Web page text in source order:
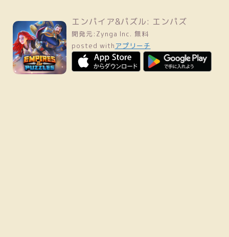
エンパイア&パズル: エンパズ
開発元: Zynga Inc. 無料
posted with アプリーチ